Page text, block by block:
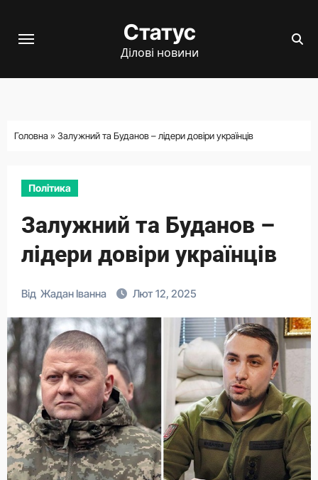
Статус
Ділові новини
Головна » Залужний та Буданов – лідери довіри українців
Політика
Залужний та Буданов –
лідери довіри українців
Від Жадан Іванна Лют 12, 2025